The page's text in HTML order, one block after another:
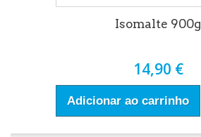
Isomalte 900g
14,90 €
Adicionar ao carrinho